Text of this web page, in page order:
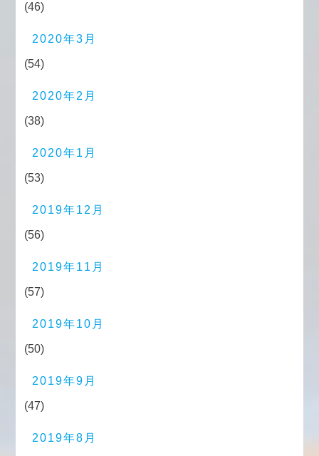
(46)
2020年3月
(54)
2020年2月
(38)
2020年1月
(53)
2019年12月
(56)
2019年11月
(57)
2019年10月
(50)
2019年9月
(47)
2019年8月